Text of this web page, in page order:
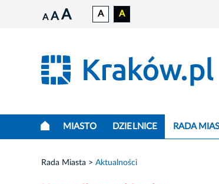
A A A A A
MIASTO DZIELNICE RADA
Rada Miasta Aktualności